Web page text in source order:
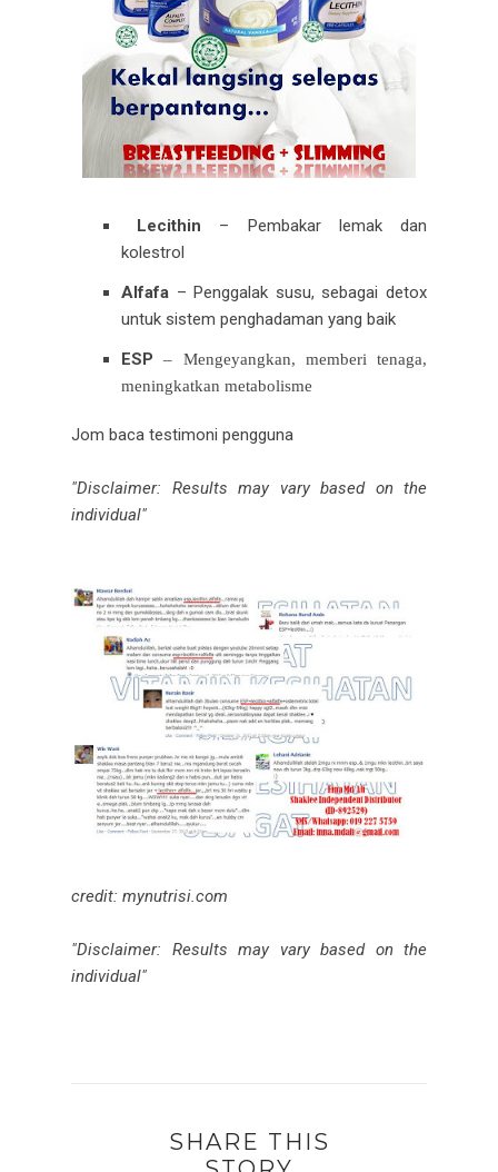
Lecithin – Pembakar lemak dan
kolestrol
Alfafa – Penggalak susu, sebagai detox
untuk sistem penghadaman yang baik
ESP – Mengeyangkan, memberi tenaga,
meningkatkan metabolisme
Jom baca testimoni pengguna
"Disclaimer: Results may vary based on the
individual"
credit: mynutrisi.com
"Disclaimer: Results may vary based on the
individual"
SHARE THIS